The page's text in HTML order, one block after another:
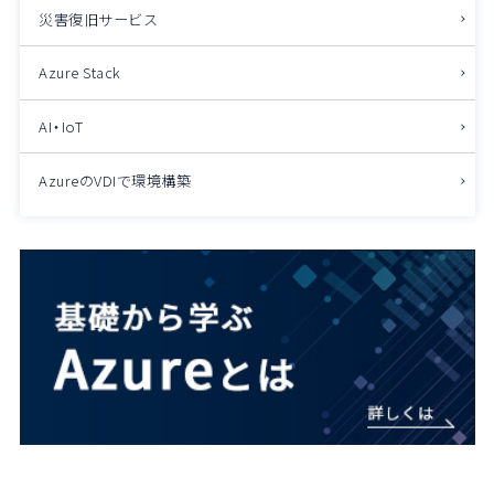
災害復旧サービス
Azure Stack
AI・IoT
AzureのVDIで環境構築